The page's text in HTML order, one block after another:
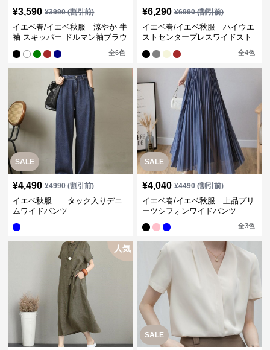
¥3,590 ¥3990(割引前)
イエベ春/イエベ秋服 涼やか 半
袖 スキッパー ドルマン袖ブラウ
全6色
¥6,290 ¥6990(割引前)
イエベ春/イエベ秋服 ハイウエ
ストセンタープレスワイドスト
全4色
SALE
¥4,490 ¥4990(割引前)
イエベ秋服 タック入りデニ
ムワイドパンツ
SALE
¥4,040 ¥4490(割引前)
イエベ春/イエベ秋服 上品プリ
ーツシフォンワイドパンツ
全3色
人気
SALE